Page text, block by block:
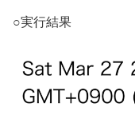
○実行結果